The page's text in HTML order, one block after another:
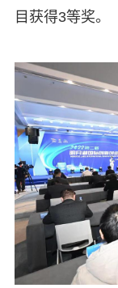
目获得3等奖。